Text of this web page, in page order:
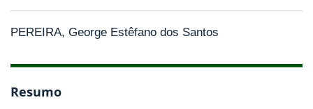
PEREIRA, George Estêfano dos Santos
Resumo